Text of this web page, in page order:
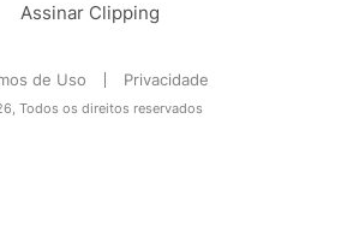
Assinar Clipping
de Uso Privacidade
Todos os direitos reservados